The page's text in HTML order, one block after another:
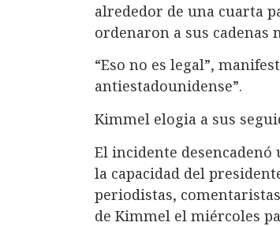
alrededor de una cuarta
ordenaron a sus
“Eso no es legal”,
antiestadounidense”.
Kimmel elogia a sus
El incidente
la capacidad del
periodistas,
de Kimmel el miércoles